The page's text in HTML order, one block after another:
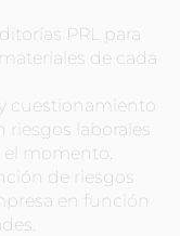
PRL para
de cada
cuestionamiento
riesgos laborales
momento.
de riesgos
en función